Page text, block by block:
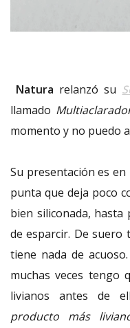
Natura relanzó su
llamado
momento y no puedo
Su presentación es
punta que deja poco
bien siliconada, hasta
de esparcir. De
tiene nada de
muchas veces tengo
livianos antes de
producto más